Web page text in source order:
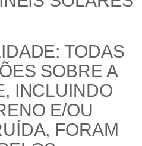
TODAS
SOBRE A
INCLUINDO
E/OU
FORAM